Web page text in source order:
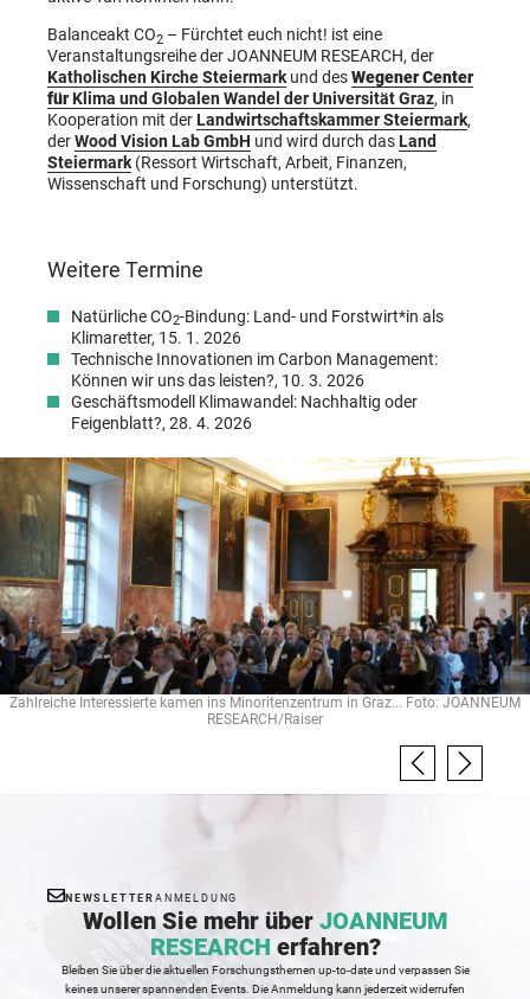
Balanceakt CO2 – Fürchtet euch nicht! ist eine
Veranstaltungsreihe der JOANNEUM RESEARCH, der
Katholischen Kirche Steiermarkund desWegener Center
fürKlima und Globalen Wandel der Universität Graz, in
Kooperation mit derLandwirtschaftskammer Steiermark,
derWood Vision Lab GmbH und wird durch dasLand
Steiermark(Ressort Wirtschaft, Arbeit, Finanzen,
Wissenschaft und Forschung) unterstützt.
Weitere Termine
Natürliche CO2-Bindung: Land- und Forstwirt*in als
Klimaretter, 15. 1. 2026
Technische Innovationen im Carbon Management:
Können wir uns das leisten?, 10. 3. 2026
Geschäftsmodell Klimawandel: Nachhaltig oder
Feigenblatt?, 28. 4. 2026
Zahlreiche Interessierte kamen ins Minoritenzentrum in Graz... Foto: JOANNEUM
RESEARCH/Raiser
NEWSLETTER ANMELDUNG
Wollen Sie mehr über JOANNEUM
RESEARCH erfahren?
Bleiben Sie über die aktuellen Forschungsthemen up-to-date und verpassen Sie
keines unserer spannenden Events. Die Anmeldung kann jederzeit widerrufen